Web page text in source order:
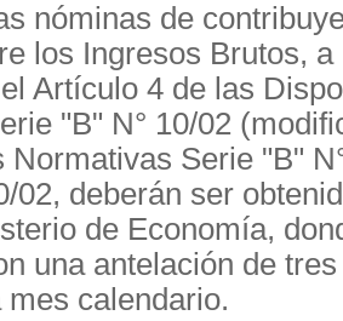
nóminas de
los Ingresos Brutos,
Artículo 4 de las
"B" N° 10/02
Normativas Serie "B"
02, deberán ser
de Economía,
una antelación de
calendario.